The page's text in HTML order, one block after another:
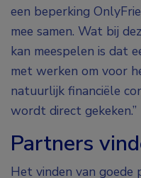
een beperking
mee samen. Wat bij
kan meespelen is dat
met werken om voor
natuurlijk financiële
wordt direct gekeken.”
Partners
Het vinden van goede